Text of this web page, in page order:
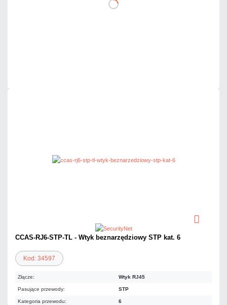
DO KOSZYKA
CCAS-RJ6-STP-TL - Wtyk beznarzędziowy STP kat. 6
Kod: 34597
Złącze: Wtyk RJ45
Pasujące przewody: STP
Kategoria przewodu: 6